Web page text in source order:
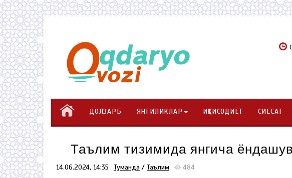
ДОЛЗАРБ ЯНГИЛИКЛАР ИҚТИСОДИЁТ СИЁСАТ
Таълим тизимида янгича
14.06.2024, 14:35 Туманда / Таълим 484